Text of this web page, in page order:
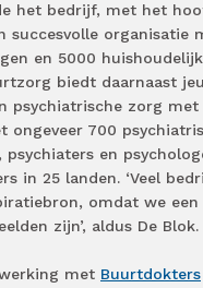
het bedrijf, met het
succesvolle organisatie
en 5000
biedt daarnaast
psychiatrische zorg met
ongeveer 700
psychiaters en
in 25 landen. ‘Veel
omdat we een
zijn’, aldus De Blok.
met Buurtdokters